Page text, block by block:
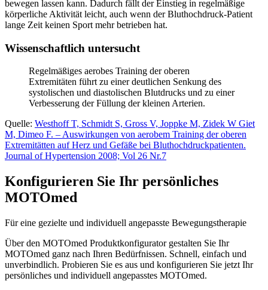
bewegen lassen kann. Dadurch fällt der Einstieg in regelmäßige
körperliche Aktivität leicht, auch wenn der Bluthochdruck-Patient
lange Zeit keinen Sport mehr betrieben hat.
Wissenschaftlich untersucht
Regelmäßiges aerobes Training der oberen
Extremitäten führt zu einer deutlichen Senkung des
systolischen und diastolischen Blutdrucks und zu einer
Verbesserung der Füllung der kleinen Arterien.
Quelle: Westhoff T, Schmidt S, Gross V, Joppke M, Zidek W Giet
M, Dimeo F. – Auswirkungen von aerobem Training der oberen
Extremitätten auf Herz und Gefäße bei Bluthochdruckpatienten.
Journal of Hypertension 2008; Vol 26 Nr.7
Konfigurieren Sie Ihr persönliches
MOTOmed
Für eine gezielte und individuell angepasste Bewegungstherapie
Über den MOTOmed Produktkonfigurator gestalten Sie Ihr
MOTOmed ganz nach Ihren Bedürfnissen. Schnell, einfach und
unverbindlich. Probieren Sie es aus und konfigurieren Sie jetzt Ihr
persönliches und individuell angepasstes MOTOmed.